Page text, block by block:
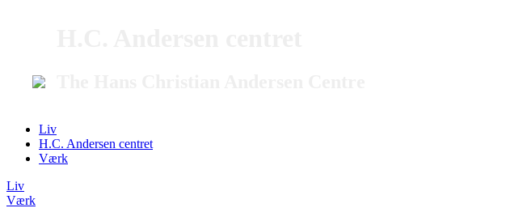
Liv
H.C. Andersen centret
Værk
Liv
Værk